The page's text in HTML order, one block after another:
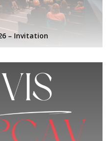
– Invitation